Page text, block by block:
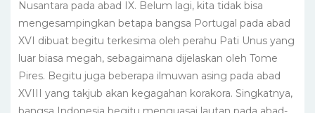
Nusantara pada abad IX. Belum lagi, kita tidak bisa
mengesampingkan betapa bangsa Portugal pada abad
XVI dibuat begitu terkesima oleh perahu Pati Unus yang
luar biasa megah, sebagaimana dijelaskan oleh Tome
Pires. Begitu juga beberapa ilmuwan asing pada abad
XVIII yang takjub akan kegagahan korakora. Singkatnya,